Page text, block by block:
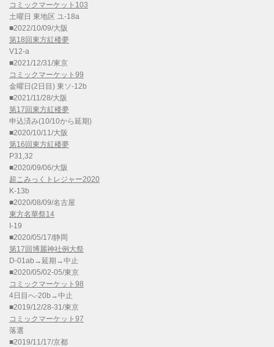
コミックマーケット103
土曜日 東地区 ユ-18a
■2022/10/09/大阪
第18回東方紅楼夢
V12-a
■2021/12/31/東京
コミックマーケット99
金曜日(2日目) 東ソ-12b
■2021/11/28/大阪
第17回東方紅楼夢
申込済み(10/10から延期)
■2020/10/11/大阪
第16回東方紅楼夢
P31,32
■2020/09/06/大阪
超こみっくトレジャー2020
K-13b
■2020/08/09/名古屋
東方名華祭14
I-19
■2020/05/17/静岡
第17回博麗神社例大祭
D-01ab→延期→中止
■2020/05/02-05/東京
コミックマーケット98
4日目へ-20b→中止
■2019/12/28-31/東京
コミックマーケット97
落選
■2019/11/17/京都